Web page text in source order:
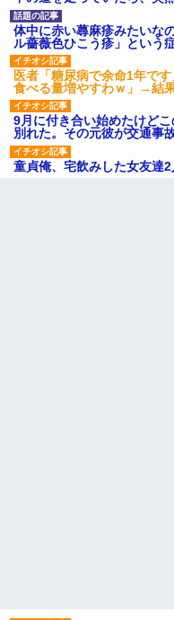
体中に赤い蕁麻疹みたいな
ル薔薇色ひこう疹」という
医者「糖尿病で余命1年で
食べる量増やすわｗ」→結
9月に付き合い始めたけど
別れた。その元彼が交通事
童貞俺、宅飲みした女友達